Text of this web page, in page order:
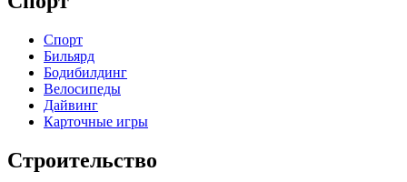
Спорт
Бильярд
Бодибилдинг
Велосипеды
Дайвинг
Карточные игры
Строительство